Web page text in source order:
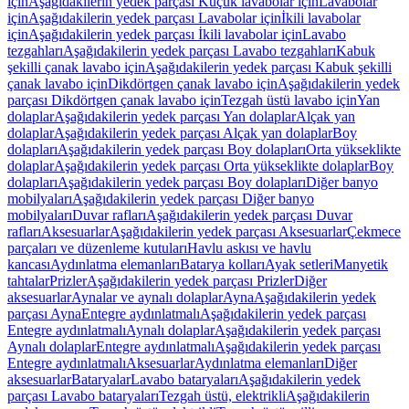
içinAşağıdakilerin yedek parçası Lavabolar içinİkili lavabolar
içinAşağıdakilerin yedek parçası İkili lavabolar içinLavabo
tezgahlarıAşağıdakilerin yedek parçası Lavabo tezgahlarıKabuk
şekilli çanak lavabo içinAşağıdakilerin yedek parçası Kabuk şekilli
çanak lavabo içinDikdörtgen çanak lavabo içinAşağıdakilerin yedek
parçası Dikdörtgen çanak lavabo içinTezgah üstü lavabo içinYan
dolaplarAşağıdakilerin yedek parçası Yan dolaplarAlçak yan
dolaplarAşağıdakilerin yedek parçası Alçak yan dolaplarBoy
dolaplarıAşağıdakilerin yedek parçası Boy dolaplarıOrta yükseklikte
dolaplarAşağıdakilerin yedek parçası Orta yükseklikte dolaplarBoy
dolaplarıAşağıdakilerin yedek parçası Boy dolaplarıDiğer banyo
mobilyalarıAşağıdakilerin yedek parçası Diğer banyo
mobilyalarıDuvar raflarıAşağıdakilerin yedek parçası Duvar
raflarıAksesuarlarAşağıdakilerin yedek parçası AksesuarlarÇekmece
parçaları ve düzenleme kutularıHavlu askısı ve havlu
kancasıAydınlatma elemanlarıBatarya kollarıAyak setleriManyetik
tahtalarPrizlerAşağıdakilerin yedek parçası PrizlerDiğer
aksesuarlarAynalar ve aynalı dolaplarAynaAşağıdakilerin yedek
parçası AynaEntegre aydınlatmalıAşağıdakilerin yedek parçası
Entegre aydınlatmalıAynalı dolaplarAşağıdakilerin yedek parçası
Aynalı dolaplarEntegre aydınlatmalıAşağıdakilerin yedek parçası
Entegre aydınlatmalıAksesuarlarAydınlatma elemanlarıDiğer
aksesuarlarBataryalarLavabo bataryalarıAşağıdakilerin yedek
parçası Lavabo bataryalarıTezgah üstü, elektrikliAşağıdakilerin